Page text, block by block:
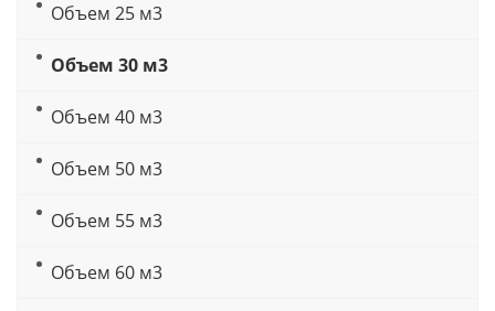
Объем 25 м3
Объем 30 м3
Объем 40 м3
Объем 50 м3
Объем 55 м3
Объем 60 м3